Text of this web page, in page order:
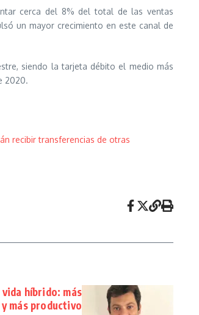
cerca del 8% del total de las ventas
un mayor crecimiento en este canal de
siendo la tarjeta débito el medio más
2020.
recibir transferencias de otras
híbrido: más
más productivo